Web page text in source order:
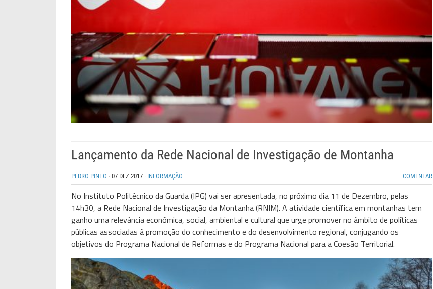
Lançamento da Rede Nacional de Investigação de Montanha
PEDRO PINTO · 07 DEZ 2017 · INFORMAÇÃO COMENTAR
No Instituto Politécnico da Guarda (IPG) vai ser apresentada, no próximo dia 11 de Dezembro, pelas
14h30, a Rede Nacional de Investigação da Montanha (RNIM). A atividade científica em montanhas tem
ganho uma relevância económica, social, ambiental e cultural que urge promover no âmbito de políticas
públicas associadas à promoção do conhecimento e do desenvolvimento regional, conjugando os
objetivos do Programa Nacional de Reformas e do Programa Nacional para a Coesão Territorial.